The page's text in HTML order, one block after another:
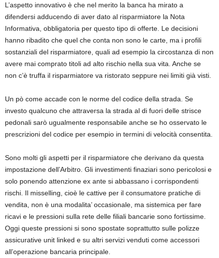
L’aspetto innovativo è che nel merito la banca ha mirato a
difendersi adducendo di aver dato al risparmiatore la Nota
Informativa, obbligatoria per questo tipo di offerte. Le decisioni
hanno ribadito che quel che conta non sono le carte, ma i profili
sostanziali del risparmiatore, quali ad esempio la circostanza di non
avere mai comprato titoli ad alto rischio nella sua vita. Anche se
non c’è truffa il risparmiatore va ristorato seppure nei limiti già visti.
Un pò come accade con le norme del codice della strada. Se
investo qualcuno che attraversa la strada al di fuori delle strisce
pedonali sarò ugualmente responsabile anche se ho osservato le
prescrizioni del codice per esempio in termini di velocità consentita.
Sono molti gli aspetti per il risparmiatore che derivano da questa
impostazione dell’Arbitro. Gli investimenti finaziari sono pericolosi e
solo ponendo attenzione ex ante si abbassano i corrispondenti
rischi. Il misselling, cioè le cattive per il consumatore pratiche di
vendita, non è una modalita’ occasionale, ma sistemica per fare
ricavi e le pressioni sulla rete delle filiali bancarie sono fortissime.
Oggi queste pressioni si sono spostate soprattutto sulle polizze
assicurative unit linked e su altri servizi venduti come accessori
all’operazione bancaria principale.